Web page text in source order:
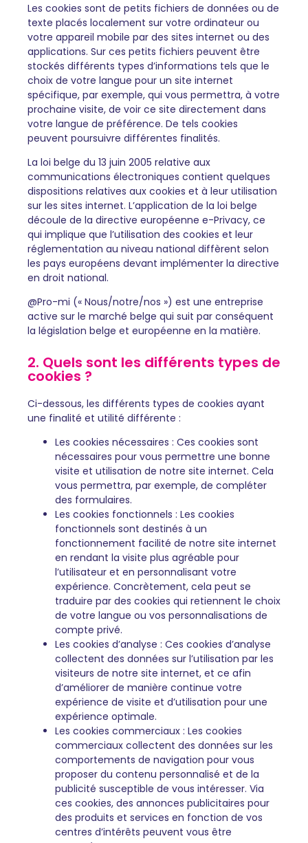
Les cookies sont de petits fichiers de données ou de
texte placés localement sur votre ordinateur ou
votre appareil mobile par des sites internet ou des
applications. Sur ces petits fichiers peuvent être
stockés différents types d’informations tels que le
choix de votre langue pour un site internet
spécifique, par exemple, qui vous permettra, à votre
prochaine visite, de voir ce site directement dans
votre langue de préférence. De tels cookies
peuvent poursuivre différentes finalités.
La loi belge du 13 juin 2005 relative aux
communications électroniques contient quelques
dispositions relatives aux cookies et à leur utilisation
sur les sites internet. L’application de la loi belge
découle de la directive européenne e-Privacy, ce
qui implique que l’utilisation des cookies et leur
réglementation au niveau national diffèrent selon
les pays européens devant implémenter la directive
en droit national.
@Pro-mi (« Nous/notre/nos ») est une entreprise
active sur le marché belge qui suit par conséquent
la législation belge et européenne en la matière.
2. Quels sont les différents types de
cookies ?
Ci-dessous, les différents types de cookies ayant
une finalité et utilité différente :
Les cookies nécessaires : Ces cookies sont
nécessaires pour vous permettre une bonne
visite et utilisation de notre site internet. Cela
vous permettra, par exemple, de compléter
des formulaires.
Les cookies fonctionnels : Les cookies
fonctionnels sont destinés à un
fonctionnement facilité de notre site internet
en rendant la visite plus agréable pour
l’utilisateur et en personnalisant votre
expérience. Concrètement, cela peut se
traduire par des cookies qui retiennent le choix
de votre langue ou vos personnalisations de
compte privé.
Les cookies d’analyse : Ces cookies d’analyse
collectent des données sur l’utilisation par les
visiteurs de notre site internet, et ce afin
d’améliorer de manière continue votre
expérience de visite et d’utilisation pour une
expérience optimale.
Les cookies commerciaux : Les cookies
commerciaux collectent des données sur les
comportements de navigation pour vous
proposer du contenu personnalisé et de la
publicité susceptible de vous intéresser. Via
ces cookies, des annonces publicitaires pour
des produits et services en fonction de vos
centres d’intérêts peuvent vous être